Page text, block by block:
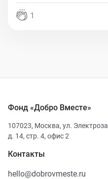
1
Фонд «Добро Вместе»
107023, Москва, ул.
д. 14, стр. 4, офис 2
Контакты
hello@dobrovmeste.ru